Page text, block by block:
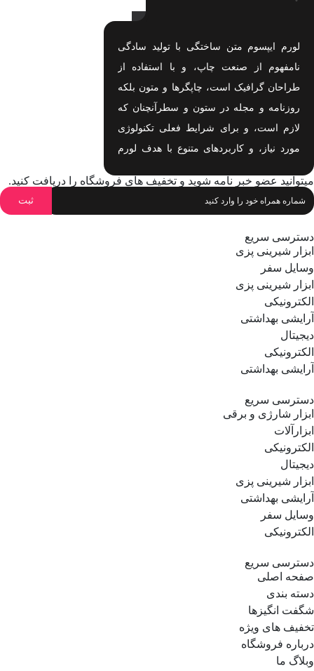
لورم ایپسوم متن ساختگی با تولید سادگی
نامفهوم از صنعت چاپ، و با استفاده از
طراحان گرافیک است، چاپگرها و متون بلکه
روزنامه و مجله در ستون و سطرآنچنان که
لازم است، و برای شرایط فعلی تکنولوژی
مورد نیاز، و کاربردهای متنوع با هدف لورم
اهدف لورم ایپسوم متن ساختگی با تولید
میتوانید عضو خبر نامه شوید و تخفیف های فروشگاه را دریافت کنید.
دسترسی سریع
ابزار شیرینی پزی
وسایل سفر
ابزار شیرینی پزی
الکترونیکی
آرایشی بهداشتی
دیجیتال
الکترونیکی
آرایشی بهداشتی
دسترسی سریع
ابزار شارژی و برقی
ابزارآلات
الکترونیکی
دیجیتال
ابزار شیرینی پزی
آرایشی بهداشتی
وسایل سفر
الکترونیکی
دسترسی سریع
صفحه اصلی
دسته بندی
شگفت انگیزها
تخفیف های ویژه
درباره فروشگاه
وبلاگ ما